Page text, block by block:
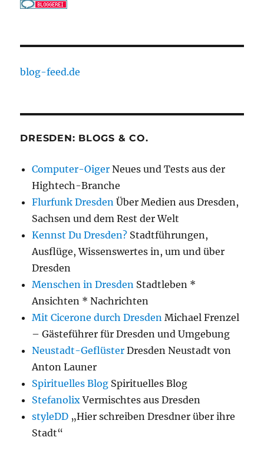
blog-feed.de
DRESDEN: BLOGS & CO.
Computer-Oiger Neues und Tests aus der
Hightech-Branche
Flurfunk Dresden Über Medien aus Dresden,
Sachsen und dem Rest der Welt
Kennst Du Dresden? Stadtführungen,
Ausflüge, Wissenswertes in, um und über
Dresden
Menschen in Dresden Stadtleben *
Ansichten * Nachrichten
Mit Cicerone durch Dresden Michael Frenzel
– Gästeführer für Dresden und Umgebung
Neustadt-Geflüster Dresden Neustadt von
Anton Launer
Spirituelles Blog Spirituelles Blog
StefanolixVermischtes aus Dresden
styleDD „Hier schreiben Dresdner über ihre
Stadt“